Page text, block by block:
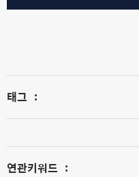
태그 :
연관키워드 :